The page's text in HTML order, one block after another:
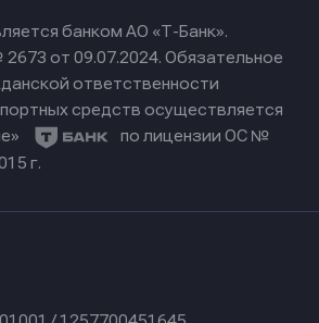
банком АО «Т-Банк».
от 09.07.2024. Обязательное
ответственности
средств осуществляется
по лицензии ОС №
г.